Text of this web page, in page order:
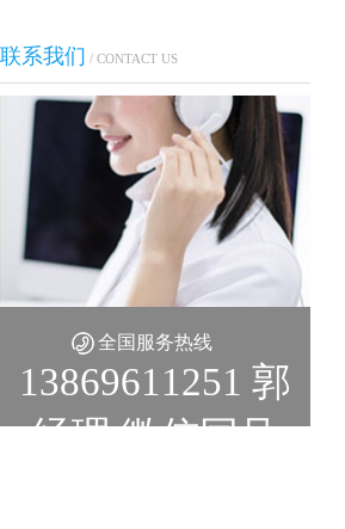
联系我们 / CONTACT US
全国服务热线
13869611251 郭
经理 微信同号